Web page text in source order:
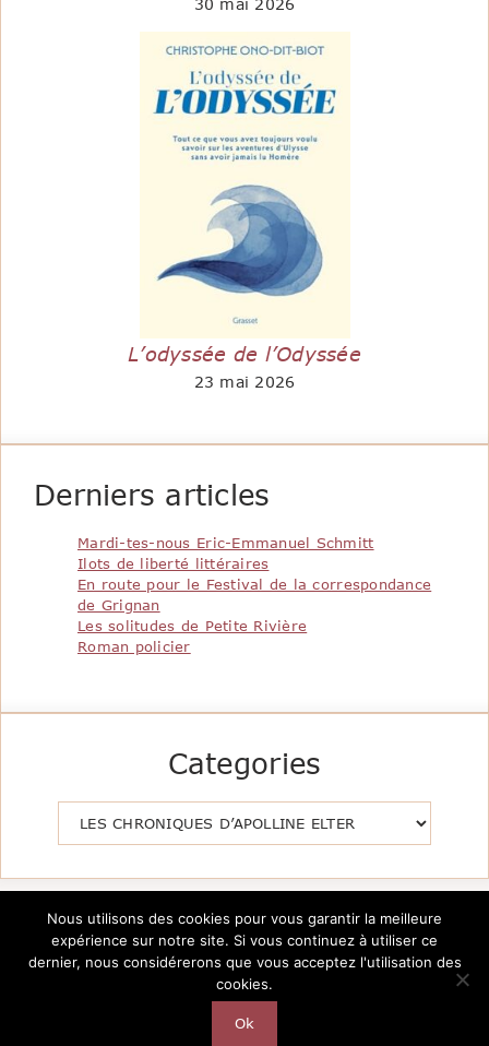
L’odyssée de l’Odyssée
23 mai 2026
Derniers articles
Mardi-tes-nous Eric-Emmanuel Schmitt
Ilots de liberté littéraires
En route pour le Festival de la correspondance
de Grignan
Les solitudes de Petite Rivière
Roman policier
Categories
Copyright @2026 Le Pavillon de la Littérature -
CréationAutarTICa
Nous utilisons des cookies pour vous garantir la meilleure
expérience sur notre site. Si vous continuez à utiliser ce
dernier, nous considérerons que vous acceptez l'utilisation des
cookies.
Ok